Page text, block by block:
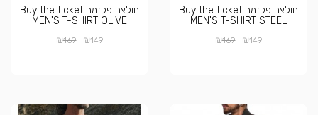
חולצה פלזמה Buy the ticket
MEN'S T-SHIRT STEEL
₪149
₪169
חולצה פלזמה Buy the ticket
MEN'S T-SHIRT OLIVE
₪149
₪169